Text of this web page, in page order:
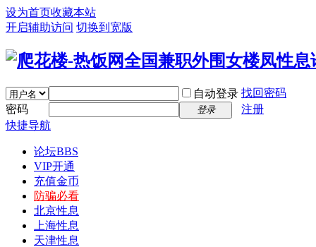
设为首页收藏本站
开启辅助访问 切换到宽版
自动登录 找回密码
密码
登录
注册
快捷导航
论坛BBS
VIP开通
充值金币
防骗必看
北京性息
上海性息
天津性息